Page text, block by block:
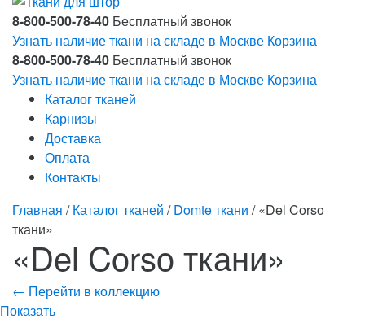
8-800-500-78-40 Бесплатный звонок
Узнать наличие ткани на складе в Москве Корзина
8-800-500-78-40 Бесплатный звонок
Узнать наличие ткани на складе в Москве Корзина
Каталог тканей
Карнизы
Доставка
Оплата
Контакты
Главная /Каталог тканей /Domte ткани / «Del Corso
ткани»
«Del Corso ткани»
← Перейти в коллекцию
Показать